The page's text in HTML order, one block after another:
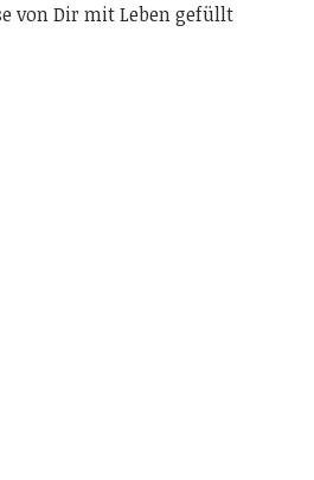
von Dir mit Leben gefüllt